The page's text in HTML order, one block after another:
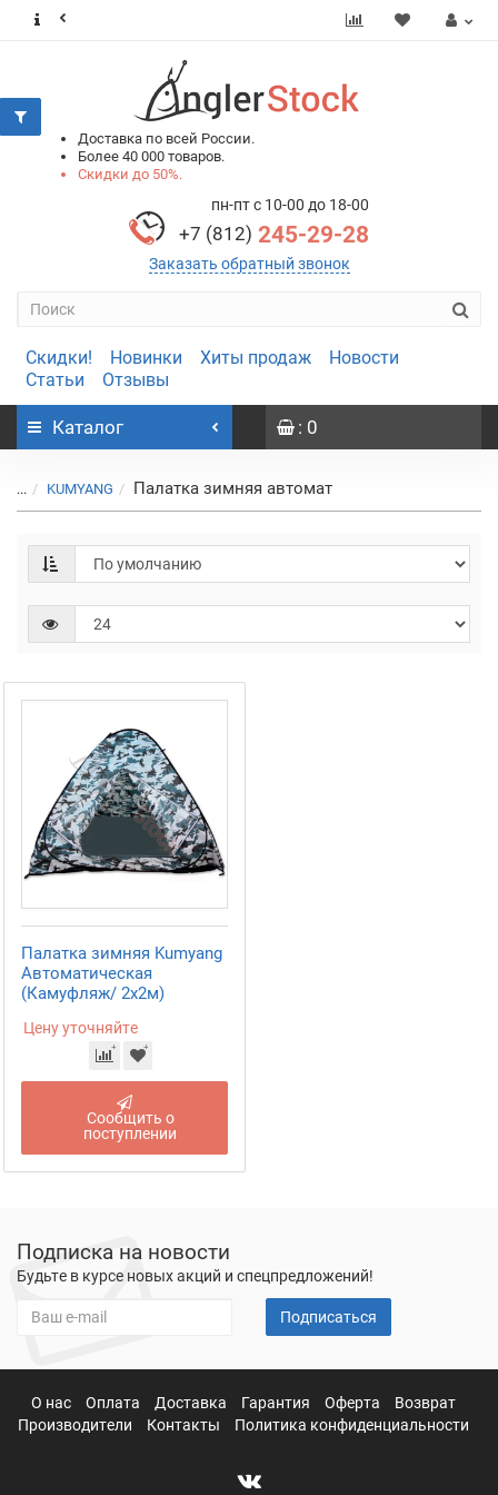
Доставка по всей России.
Более 40 000 товаров.
Скидки до 50%.
пн-пт с 10-00 до 18-00
+7 (812) 245-29-28
Заказать обратный звонок
Скидки! Новинки Хиты продаж
Новости
Статьи
Отзывы
Каталог : 0
... KUMYANG Палатка зимняя автомат
Палатка зимняя Kumyang
Автоматическая
(Камуфляж/ 2x2м)
Цену уточняйте
Сообщить о
поступлении
Подписка на новости
Будьте в курсе новых акций и спецпредложений!
Подписаться
О нас Оплата Доставка Гарантия Оферта
Возврат
Производители
Контакты Политика конфиденциальности